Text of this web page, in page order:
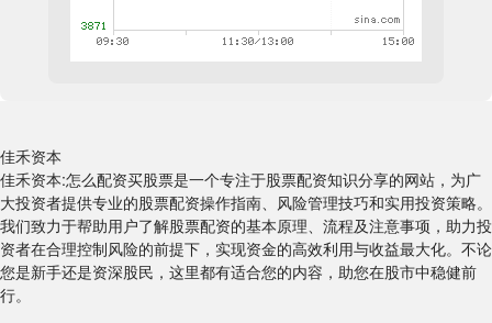
佳禾资本
佳禾资本:怎么配资买股票是一个专注于股票配资知识分享的网站，为广
大投资者提供专业的股票配资操作指南、风险管理技巧和实用投资策略。
我们致力于帮助用户了解股票配资的基本原理、流程及注意事项，助力投
资者在合理控制风险的前提下，实现资金的高效利用与收益最大化。不论
您是新手还是资深股民，这里都有适合您的内容，助您在股市中稳健前
行。